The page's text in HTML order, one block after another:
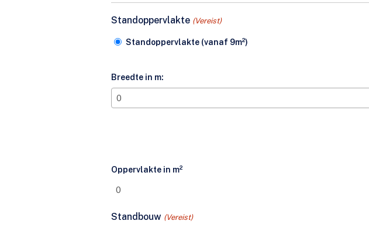
Standoppervlakte (Vereist)
Standoppervlakte (vanaf 9m²)
Breedte in m:
Oppervlakte in m²
Standbouw (Vereist)